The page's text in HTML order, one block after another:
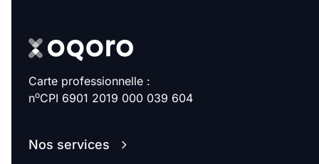
Carte professionnelle :
noCPI 6901 2019 000 039 604
Nos services